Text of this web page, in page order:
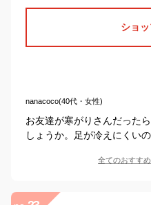
ショ
nanacoco(40代・女性)
お友達が寒がりさんだった
しょうか。足が冷えにくい
全てのおすす